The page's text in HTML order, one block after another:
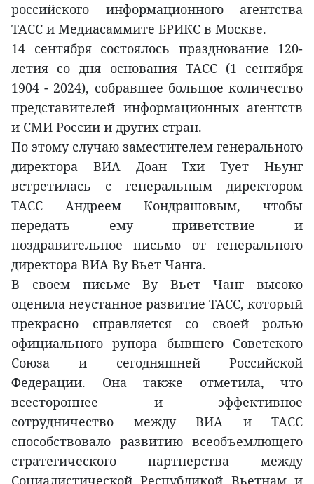
российского информационного агентства
ТАСС и Медиасаммите БРИКС в Москве.
14 сентября состоялось празднование 120-
летия со дня основания ТАСС (1 сентября
1904 - 2024), собравшее большое количество
представителей информационных агентств
и СМИ России и других стран.
По этому случаю заместителем генерального
директора ВИА Доан Тхи Тует Ньунг
встретилась с генеральным директором
ТАСС Андреем Кондрашовым, чтобы
передать ему приветствие и
поздравительное письмо от генерального
директора ВИA Ву Вьет Чанга.
В своем письме Ву Вьет Чанг высоко
оценила неустанное развитие ТАСС, который
прекрасно справляется со своей ролью
официального рупора бывшего Советского
Союза и сегодняшней Российской
Федерации. Она также отметила, что
всестороннее и эффективное
сотрудничество между ВИА и ТАСС
способствовало развитию всеобъемлющего
стратегического партнерства между
Социалистической Республикой Вьетнам и